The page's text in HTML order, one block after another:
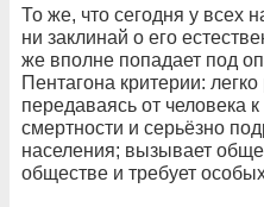
То же, что сегодня у всех
ни заклинай о его
же вполне попадает под
Пентагона критерии:
передаваясь от человека
смертности и серьёзно
населения; вызывает
обществе и требует